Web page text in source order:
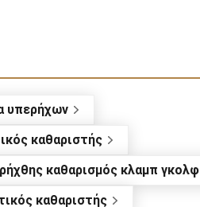
υπερήχων
καθαριστής
καθαρισμός κλαμπ γκολφ
καθαριστής